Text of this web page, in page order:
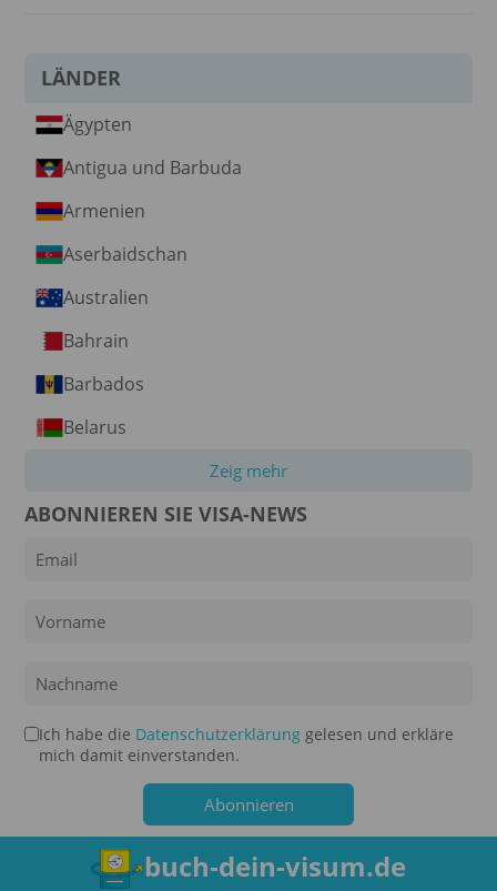
LÄNDER
Ägypten
Antigua und Barbuda
Armenien
Aserbaidschan
Australien
Bahrain
Barbados
Belarus
Zeig mehr
ABONNIEREN SIE VISA-NEWS
Ich habe die Datenschutzerklärung gelesen und erkläre
mich damit einverstanden.
buch-dein-visum.de